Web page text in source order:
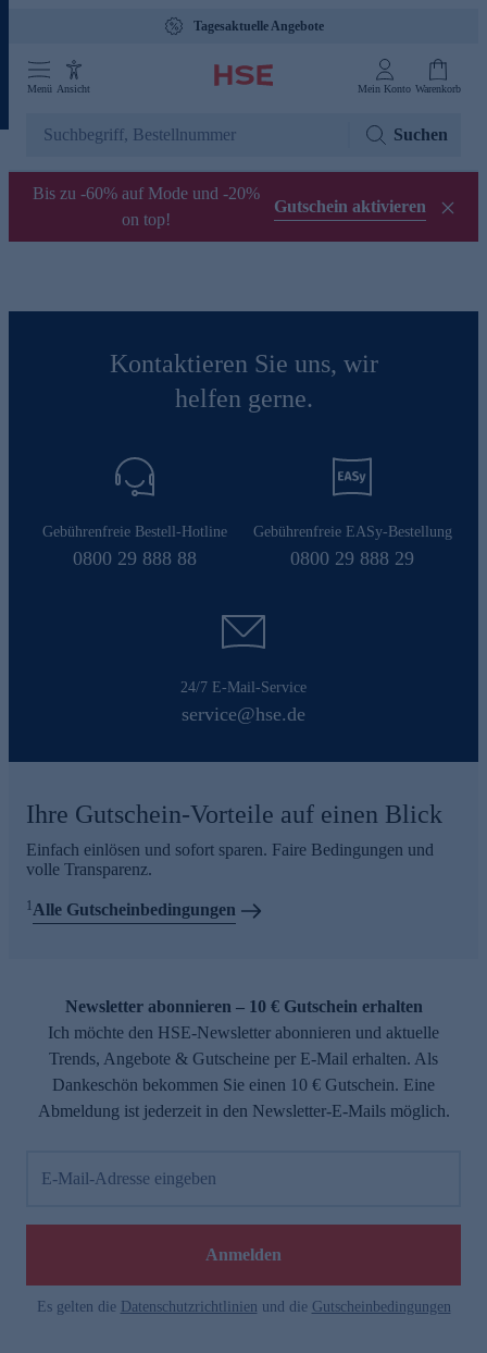
Tagesaktuelle Angebote
Menü Ansicht Mein Konto Warenkorb
Suchen
Bis zu -60% auf Mode und -20%
on top!
Gutschein aktivieren
Kontaktieren Sie uns, wir
helfen gerne.
Gebührenfreie Bestell-Hotline
0800 29 888 88
Gebührenfreie EASy-Bestellung
0800 29 888 29
24/7 E-Mail-Service
service@hse.de
Ihre Gutschein-Vorteile auf einen Blick
Einfach einlösen und sofort sparen. Faire Bedingungen und
volle Transparenz.
1Alle Gutscheinbedingungen
Newsletter abonnieren – 10 € Gutschein erhalten
Ich möchte den HSE-Newsletter abonnieren und aktuelle
Trends, Angebote & Gutscheine per E-Mail erhalten. Als
Dankeschön bekommen Sie einen 10 € Gutschein. Eine
Abmeldung ist jederzeit in den Newsletter-E-Mails möglich.
E-Mail-Adresse eingeben
Anmelden
Es gelten die Datenschutzrichtlinien und die Gutscheinbedingungen